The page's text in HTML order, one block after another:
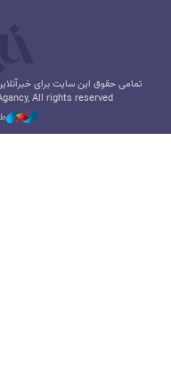
تمامی حقوق این سایت برای
All rights reserved